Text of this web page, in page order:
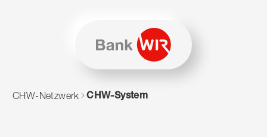
Zum Navigieren dieser Seite wird JavaScript benötigt.
CHW-Netzwerk CHW-System